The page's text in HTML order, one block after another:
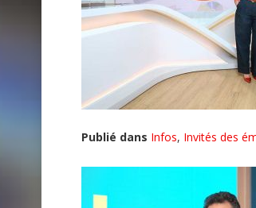
Publié dans Infos, Invités des